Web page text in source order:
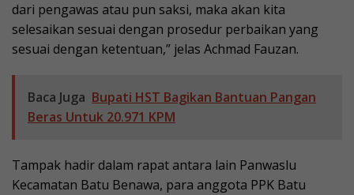
dari pengawas atau pun saksi, maka akan kita
selesaikan sesuai dengan prosedur perbaikan yang
sesuai dengan ketentuan,” jelas Achmad Fauzan.
Baca Juga Bupati HST Bagikan Bantuan Pangan
Beras Untuk 20.971 KPM
Tampak hadir dalam rapat antara lain Panwaslu
Kecamatan Batu Benawa, para anggota PPK Batu